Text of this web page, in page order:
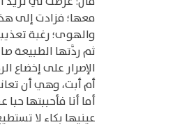
معها؛ فزادت إلى
والهوى؛ رغبة
ثم ردَّتها الطبيعة
الإصرار على إخضاع
أم أبت، وهي أن
أما أنا فأحببتها
عينيها بكاء لا